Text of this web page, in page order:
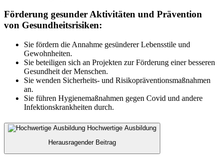
Förderung gesunder Aktivitäten und Prävention
von Gesundheitsrisiken:
Sie fördern die Annahme gesünderer Lebensstile und
Gewohnheiten.
Sie beteiligen sich an Projekten zur Förderung einer besseren
Gesundheit der Menschen.
Sie wenden Sicherheits- und Risikopräventionsmaßnahmen
an.
Sie führen Hygienemaßnahmen gegen Covid und andere
Infektionskrankheiten durch.
Hochwertige Ausbildung
Herausragender Beitrag